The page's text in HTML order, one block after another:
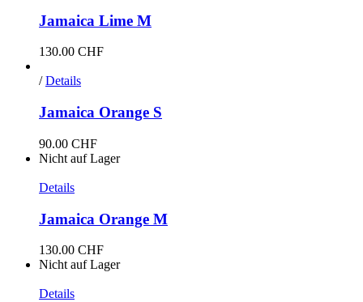
Jamaica Lime M
130.00 CHF
/ Details
Jamaica Orange S
90.00 CHF
Nicht auf Lager
Details
Jamaica Orange M
130.00 CHF
Nicht auf Lager
Details